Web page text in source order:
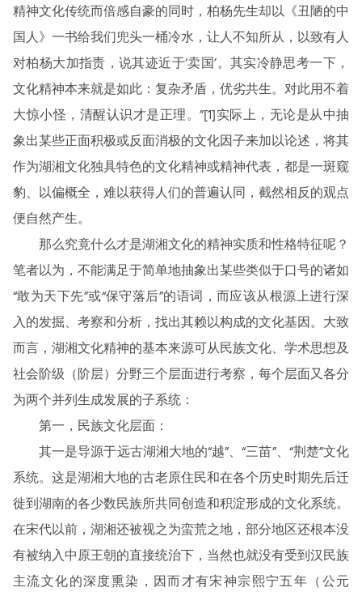
精神文化传统而倍感自豪的同时，柏杨先生却以《丑陋的中
国人》一书给我们兜头一桶冷水，让人不知所从，以致有人
对柏杨大加指责，说其迹近于‘卖国’。其实冷静思考一下，
文化精神本来就是如此：复杂矛盾，优劣共生。对此用不着
大惊小怪，清醒认识才是正理。”[1]实际上，无论是从中抽
象出某些正面积极或反面消极的文化因子来加以论述，将其
作为湖湘文化独具特色的文化精神或精神代表，都是一斑窥
豹、以偏概全，难以获得人们的普遍认同，截然相反的观点
便自然产生。
那么究竟什么才是湖湘文化的精神实质和性格特征呢？
笔者以为，不能满足于简单地抽象出某些类似于口号的诸如
“敢为天下先”或“保守落后”的语词，而应该从根源上进行深
入的发掘、考察和分析，找出其赖以构成的文化基因。大致
而言，湖湘文化精神的基本来源可从民族文化、学术思想及
社会阶级（阶层）分野三个层面进行考察，每个层面又各分
为两个并列生成发展的子系统：
第一，民族文化层面：
其一是导源于远古湖湘大地的“越”、“三苗”、“荆楚”文化
系统。这是湖湘大地的古老原住民和在各个历史时期先后迁
徙到湖南的各少数民族所共同创造和积淀形成的文化系统。
在宋代以前，湖湘还被视之为蛮荒之地，部分地区还根本没
有被纳入中原王朝的直接统治下，当然也就没有受到汉民族
主流文化的深度熏染，因而才有宋神宗熙宁五年（公元